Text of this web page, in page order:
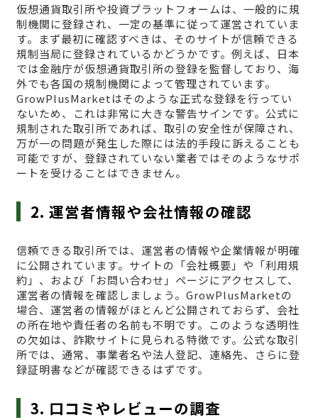
仮想通貨取引所や投資プラットフォームは、一般的に規
制機関に登録され、一定の基準に従って運営されていま
す。まず最初に確認すべきは、そのサイトが信頼できる
規制当局に登録されているかどうかです。例えば、日本
では金融庁が仮想通貨取引所の登録を監督しており、海
外でも各国の規制機関によって管理されています。
GrowPlusMarketはそのような正式な登録を行ってい
ないため、これは非常に大きな警告サインです。公式に
規制された取引所であれば、取引の安全性が保障され、
万が一の問題が発生した際には法的手段に訴えることも
可能ですが、登録されていない業者ではそのようなサポ
ートを受けることはできません。
2. 運営者情報や会社情報の確認
信頼できる取引所では、運営者の情報や企業情報が明確
に公開されています。サイトの「会社概要」や「利用規
約」、および「お問い合わせ」ページにアクセスして、
運営者の情報を確認しましょう。GrowPlusMarketの
場合、運営者の情報がほとんど公開されておらず、会社
の所在地や責任者の名前も不明です。このような透明性
の欠如は、詐欺サイトに見られる特徴です。公式な取引
所では、通常、事業者名や法人登記、連絡先、さらに登
録証明書などが確認できるはずです。
3. 口コミやレビューの調査